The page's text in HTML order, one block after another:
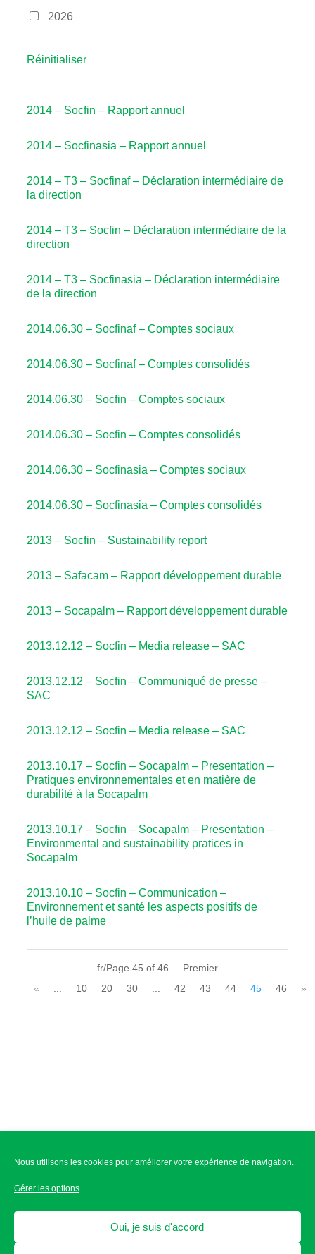
Nous utilisons les cookies pour améliorer votre expérience de navigation.
Gérer les options
Oui, je suis d'accord
2026
Réinitialiser
2014 – Socfin – Rapport annuel
2014 – Socfinasia – Rapport annuel
2014 – T3 – Socfinaf – Déclaration intermédiaire de
la direction
2014 – T3 – Socfin – Déclaration intermédiaire de la
direction
2014 – T3 – Socfinasia – Déclaration intermédiaire
de la direction
2014.06.30 – Socfinaf – Comptes sociaux
2014.06.30 – Socfinaf – Comptes consolidés
2014.06.30 – Socfin – Comptes sociaux
2014.06.30 – Socfin – Comptes consolidés
2014.06.30 – Socfinasia – Comptes sociaux
2014.06.30 – Socfinasia – Comptes consolidés
2013 – Socfin – Sustainability report
2013 – Safacam – Rapport développement durable
2013 – Socapalm – Rapport développement durable
2013.12.12 – Socfin – Media release – SAC
2013.12.12 – Socfin – Communiqué de presse –
SAC
2013.12.12 – Socfin – Media release – SAC
2013.10.17 – Socfin – Socapalm – Presentation –
Pratiques environnementales et en matière de
durabilité à la Socapalm
2013.10.17 – Socfin – Socapalm – Presentation –
Environmental and sustainability pratices in
Socapalm
2013.10.10 – Socfin – Communication –
Environnement et santé les aspects positifs de
l’huile de palme
fr/Page 45 of 46
«
10 20 30 42 43 44 45 46 »
Ethics helpline